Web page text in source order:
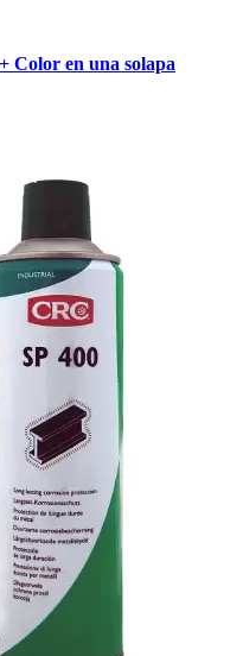
Color en una solapa